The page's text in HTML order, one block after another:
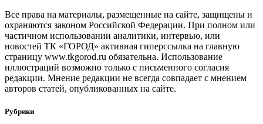
Все права на материалы, размещенные на сайте, защищены и
охраняются законом Российской Федерации. При полном или
частичном использовании аналитики, интервью, или
новостей ТК «ГОРОД» активная гиперссылка на главную
страницу www.tkgorod.ru обязательна. Использование
иллюстраций возможно только с письменного согласия
редакции. Мнение редакции не всегда совпадает с мнением
авторов статей, опубликованных на сайте.
Рубрики